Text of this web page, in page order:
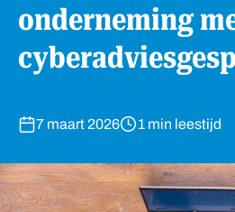
onderneming
7 maart 2026 1 min leestijd